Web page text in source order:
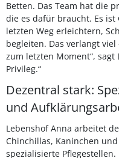
Betten. Das Team hat die
die es dafür braucht. Es
letzten Weg erleichtern,
begleiten. Das verlangt
zum letzten Moment“, sagt
Privileg.“
Dezentral stark:
und
Lebenshof Anna arbeitet
Chinchillas, Kaninchen
spezialisierte